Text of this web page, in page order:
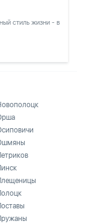
стиль жизни - в